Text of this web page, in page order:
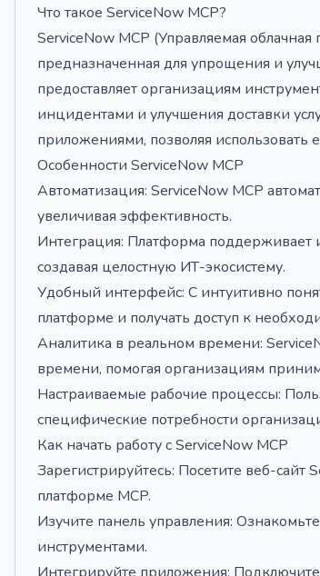
Что такое ServiceNow MCP?
ServiceNow MCP (Управляемая
предназначенная для упрощения и
предоставляет организациям
инцидентами и улучшения доставки
приложениями, позволяя
Особенности ServiceNow MCP
Автоматизация: ServiceNow MCP
увеличивая эффективность.
Интеграция: Платформа
создавая целостную ИТ-экосистему.
Удобный интерфейс: С интуитивно
платформе и получать доступ к
Аналитика в реальном времени:
времени, помогая организациям
Настраиваемые рабочие процессы:
специфические потребности
Как начать работу с ServiceNow MCP
Зарегистрируйтесь: Посетите веб-сайт
платформе MCP.
Изучите панель управления:
инструментами.